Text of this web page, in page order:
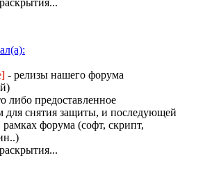
] - релизы нашего форума
либо предоставленное
для снятия защиты, и последующей
форума (софт, скрипт,